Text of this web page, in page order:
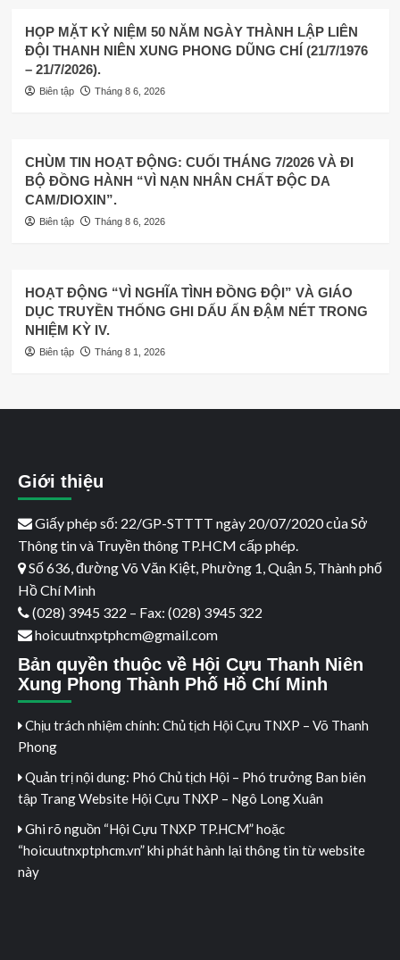
HỌP MẶT KỶ NIỆM 50 NĂM NGÀY THÀNH LẬP LIÊN
ĐỘI THANH NIÊN XUNG PHONG DŨNG CHÍ (21/7/1976
– 21/7/2026).
Biên tập Tháng 8 6, 2026
CHÙM TIN HOẠT ĐỘNG: CUỐI THÁNG 7/2026 VÀ ĐI
BỘ ĐỒNG HÀNH “VÌ NẠN NHÂN CHẤT ĐỘC DA
CAM/DIOXIN”.
Biên tập Tháng 8 6, 2026
HOẠT ĐỘNG “VÌ NGHĨA TÌNH ĐỒNG ĐỘI” VÀ GIÁO
DỤC TRUYỀN THỐNG GHI DẤU ẤN ĐẬM NÉT TRONG
NHIỆM KỲ IV.
Biên tập Tháng 8 1, 2026
Giới thiệu
Giấy phép số: 22/GP-STTTT ngày 20/07/2020 của Sở
Thông tin và Truyền thông TP.HCM cấp phép.
Số 636, đường Võ Văn Kiệt, Phường 1, Quận 5, Thành phố
Hồ Chí Minh
(028) 3945 322 – Fax: (028) 3945 322
hoicuutnxptphcm@gmail.com
Bản quyền thuộc về Hội Cựu Thanh Niên
Xung Phong Thành Phố Hồ Chí Minh
Chịu trách nhiệm chính: Chủ tịch Hội Cựu TNXP – Võ Thanh
Phong
Quản trị nội dung: Phó Chủ tịch Hội – Phó trưởng Ban biên
tập Trang Website Hội Cựu TNXP – Ngô Long Xuân
Ghi rõ nguồn “Hội Cựu TNXP TP.HCM” hoặc
“hoicuutnxptphcm.vn” khi phát hành lại thông tin từ website
này